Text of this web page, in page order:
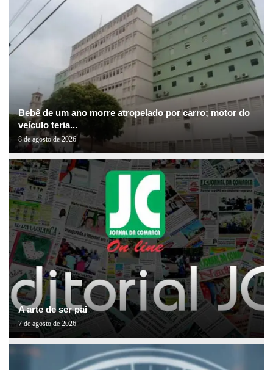
Bebê de um ano morre atropelado por carro; motor do
veículo teria...
8 de agosto de 2026
A arte de ser pai
7 de agosto de 2026